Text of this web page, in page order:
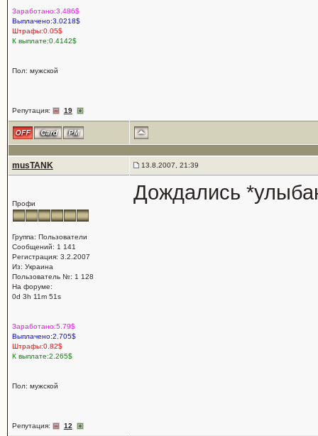
Заработано:3.486$
Выплачено:3.0218$
Штрафы:0.05$
К выплате:0.4142$
Пол: мужской
Репутация: 19
musTANK 13.8.2007, 21:39
Профи
Группа: Пользователи
Сообщений: 1 141
Регистрация: 3.2.2007
Из: Украина
Пользователь №: 1 128
На форуме:
0d 3h 11m 51s
Заработано:5.79$
Выплачено:2.705$
Штрафы:0.82$
К выплате:2.265$
Пол: мужской
Репутация: 12
Дождались